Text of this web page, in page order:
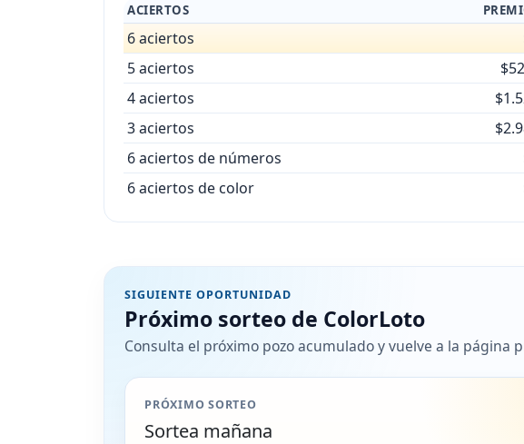
ACIERTOS
6 aciertos
5 aciertos
4 aciertos
3 aciertos
6 aciertos de números
6 aciertos de color
SIGUIENTE OPORTUNIDAD
Próximo sorteo de ColorLoto
Consulta el próximo pozo acumulado y vuelve a la página
PRÓXIMO SORTEO
Sortea mañana